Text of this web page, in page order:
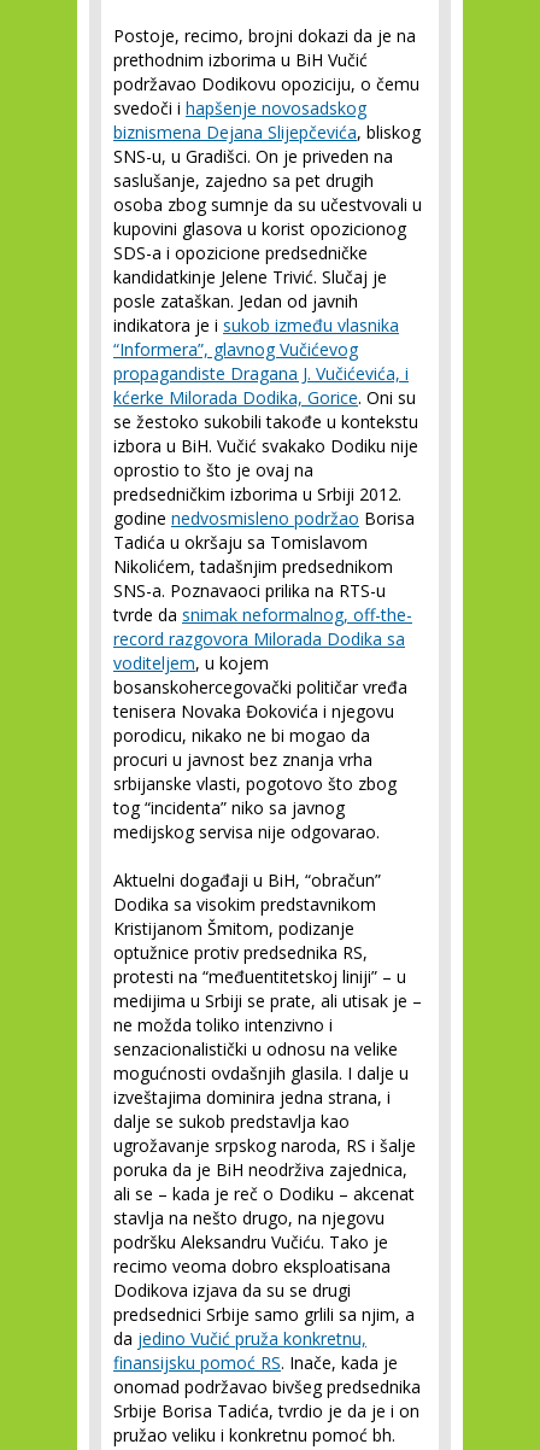
Postoje, recimo, brojni dokazi da je na
prethodnim izborima u BiH Vučić
podržavao Dodikovu opoziciju, o čemu
svedoči i hapšenje novosadskog
biznismena Dejana Slijepčevića, bliskog
SNS-u, u Gradišci. On je priveden na
saslušanje, zajedno sa pet drugih
osoba zbog sumnje da su učestvovali u
kupovini glasova u korist opozicionog
SDS-a i opozicione predsedničke
kandidatkinje Jelene Trivić. Slučaj je
posle zataškan. Jedan od javnih
indikatora je i sukob između vlasnika
“Informera”, glavnog Vučićevog
propagandiste Dragana J. Vučićevića, i
kćerke Milorada Dodika, Gorice. Oni su
se žestoko sukobili takođe u kontekstu
izbora u BiH. Vučić svakako Dodiku nije
oprostio to što je ovaj na
predsedničkim izborima u Srbiji 2012.
godine nedvosmisleno podržao Borisa
Tadića u okršaju sa Tomislavom
Nikolićem, tadašnjim predsednikom
SNS-a. Poznavaoci prilika na RTS-u
tvrde da snimak neformalnog, off-the-
record razgovora Milorada Dodika sa
voditeljem, u kojem
bosanskohercegovački političar vređa
tenisera Novaka Đokovića i njegovu
porodicu, nikako ne bi mogao da
procuri u javnost bez znanja vrha
srbijanske vlasti, pogotovo što zbog
tog “incidenta” niko sa javnog
medijskog servisa nije odgovarao.
Aktuelni događaji u BiH, “obračun”
Dodika sa visokim predstavnikom
Kristijanom Šmitom, podizanje
optužnice protiv predsednika RS,
protesti na “međuentitetskoj liniji” – u
medijima u Srbiji se prate, ali utisak je –
ne možda toliko intenzivno i
senzacionalistički u odnosu na velike
mogućnosti ovdašnjih glasila. I dalje u
izveštajima dominira jedna strana, i
dalje se sukob predstavlja kao
ugrožavanje srpskog naroda, RS i šalje
poruka da je BiH neodrživa zajednica,
ali se – kada je reč o Dodiku – akcenat
stavlja na nešto drugo, na njegovu
podršku Aleksandru Vučiću. Tako je
recimo veoma dobro eksploatisana
Dodikova izjava da su se drugi
predsednici Srbije samo grlili sa njim, a
da jedino Vučić pruža konkretnu,
finansijsku pomoć RS. Inače, kada je
onomad podržavao bivšeg predsednika
Srbije Borisa Tadića, tvrdio je da je i on
pružao veliku i konkretnu pomoć bh.